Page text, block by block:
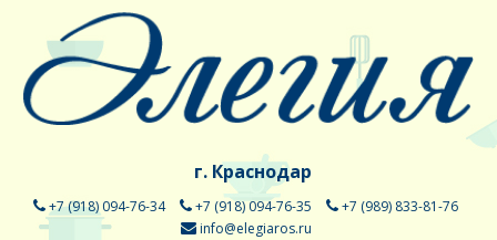
г. Краснодар
+7 (918) 094-76-34 +7 (918) 094-76-35
+7 (989) 833-81-76
info@elegiaros.ru